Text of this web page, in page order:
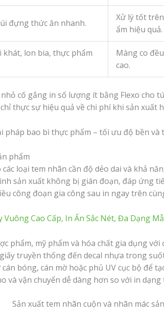
đựng thức ăn nhanh.
Xử lý tốt
ẩm hiệu quả.
khát, lon bia, thực phẩm
Màng co
cao.
cố gắng in số lượng ít bằng Flexo cho
thực sự hiệu quả về chi phí khi sản xuất
phẩm
loại tem nhãn cần độ dẻo dai và khả
sản xuất không bị gián đoạn, đáp ứng
công đoạn gia công sau in ngay trên
Vuông Cao Cấp, In Ấn Sắc Nét, Đa Dạng
phẩm, mỹ phẩm và hóa chất gia dụng với
truyền thống đến decal nhựa trong
bóng, cán mờ hoặc phủ UV cục bộ để
và vận chuyển dễ dàng hơn so với in dạng